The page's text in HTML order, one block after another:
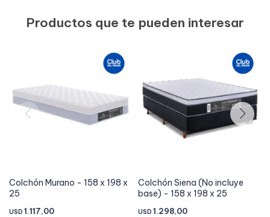
Productos que te pueden interesar
Colchón Murano - 158 x 198 x
25
USD 1.117,00
Colchón Siena (No incluye
base) - 158 x 198 x 25
USD 1.298,00